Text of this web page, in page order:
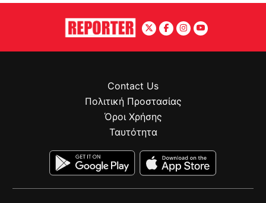
Contact Us
Πολιτική Προστασίας
Όροι Χρήσης
Ταυτότητα